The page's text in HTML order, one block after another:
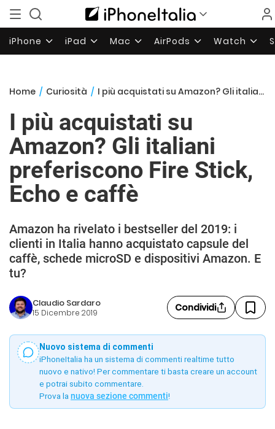
iPhone iPad Mac AirPods Watch
Home / Curiosità / I più acquistati su Amazon? Gli italiani preferiscono Fire Stick, Echo e caffè
I più acquistati su
Amazon? Gli italiani
preferiscono Fire Stick,
Echo e caffè
Amazon ha rivelato i bestseller del 2019: i
clienti in Italia hanno acquistato capsule del
caffè, schede microSD e dispositivi Amazon. E
tu?
Claudio Sardaro
15 Dicembre 2019 Condividi
Nuovo sistema di commenti
iPhoneItalia ha un sistema di commenti realtime tutto
nuovo e nativo! Per commentare ti basta creare un account
e potrai subito commentare.
Prova la nuova sezione commenti!